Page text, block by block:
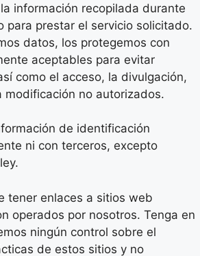
información recopilada durante
para prestar el servicio solicitado.
datos, los protegemos con
aceptables para evitar
como el acceso, la divulgación,
modificación no autorizados.
de identificación
ni con terceros, excepto
tener enlaces a sitios web
operados por nosotros. Tenga en
ningún control sobre el
de estos sitios y no